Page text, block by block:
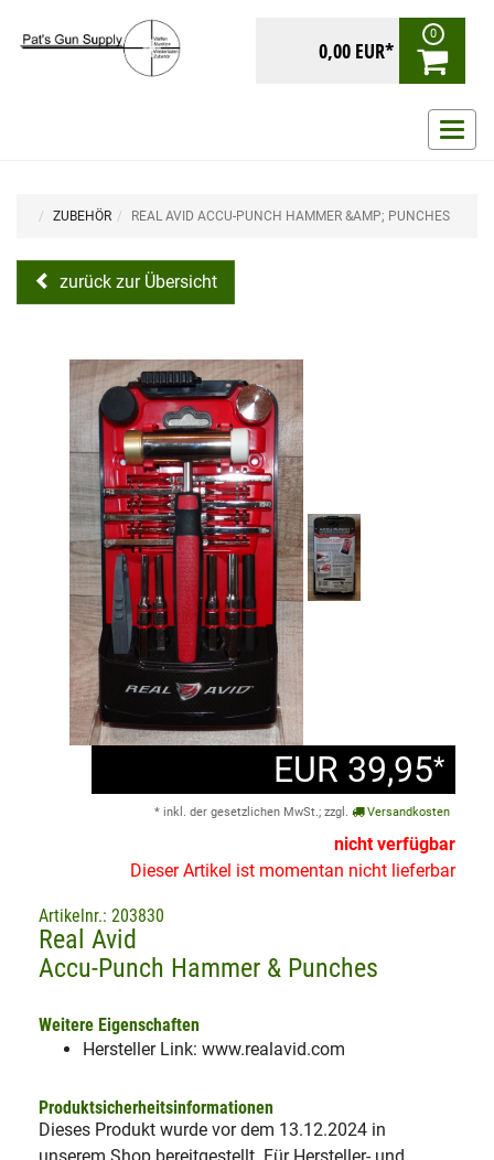
0,00 EUR*
0
ein-/
ZUBEHÖR REAL AVID ACCU-PUNCH HAMMER &AMP; PUNCHES
zurück zur Übersicht
EUR 39,95*
* inkl. der gesetzlichen MwSt.; zzgl. Versandkosten
nicht verfügbar
Dieser Artikel ist momentan nicht lieferbar
Artikelnr.: 203830
Real Avid
Accu-Punch Hammer & Punches
Weitere Eigenschaften
Hersteller Link: www.realavid.com
Produktsicherheitsinformationen
Dieses Produkt wurde vor dem 13.12.2024 in